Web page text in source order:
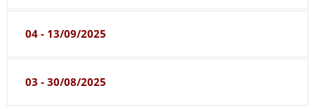
04 - 13/09/2025
03 - 30/08/2025